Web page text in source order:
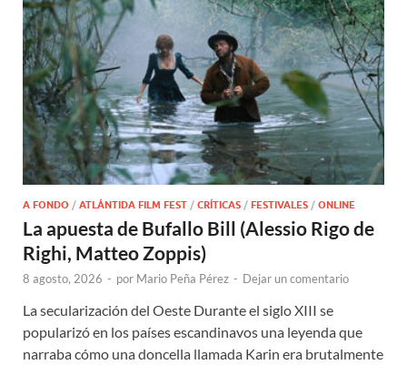
A FONDO / ATLÁNTIDA FILM FEST / CRÍTICAS / FESTIVALES / ONLINE
La apuesta de Bufallo Bill (Alessio Rigo de
Righi, Matteo Zoppis)
8 agosto, 2026 - por Mario Peña Pérez - Dejar un comentario
La secularización del Oeste Durante el siglo XIII se
popularizó en los países escandinavos una leyenda que
narraba cómo una doncella llamada Karin era brutalmente